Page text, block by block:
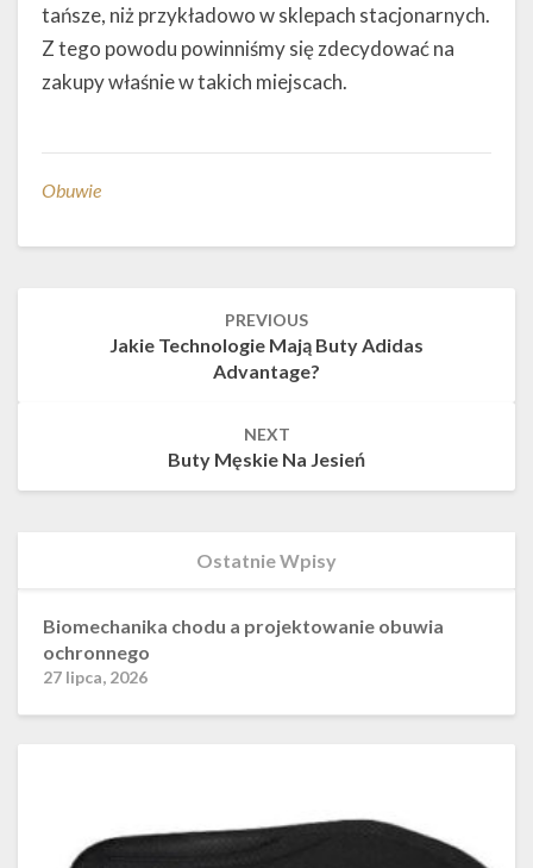
tańsze, niż przykładowo w sklepach stacjonarnych.
Z tego powodu powinniśmy się zdecydować na
zakupy właśnie w takich miejscach.
Obuwie
PREVIOUS
Jakie Technologie Mają Buty Adidas
Advantage?
NEXT
Buty Męskie Na Jesień
Ostatnie Wpisy
Biomechanika chodu a projektowanie obuwia
ochronnego
27 lipca, 2026